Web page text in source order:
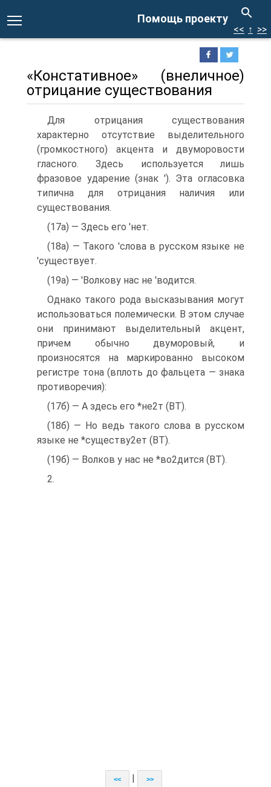
Помощь проекту
<< ↑ >>
«Констативное» (внеличное)
отрицание существования
Для отрицания существования
характерно отсутствие выделительного
(громкостного) акцента и двуморовости
гласного. Здесь используется лишь
фразовое ударение (знак '). Эта огласовка
типична для отрицания наличия или
существования.
(17а) — Здесь его 'нет.
(18а) — Такого 'слова в русском языке не
'существует.
(19а) — 'Волкову нас не 'водится.
Однако такого рода высказывания могут
использоваться полемически. В этом случае
они принимают выделительный акцент,
причем обычно двуморовый, и
произносятся на маркированно высоком
регистре тона (вплоть до фальцета — знака
противоречия):
(17б) — А здесь его *не2т (ВТ).
(18б) — Но ведь такого слова в русском
языке не *существу2ет (ВТ).
(19б) — Волков у нас не *во2дится (ВТ).
2.
<< >>